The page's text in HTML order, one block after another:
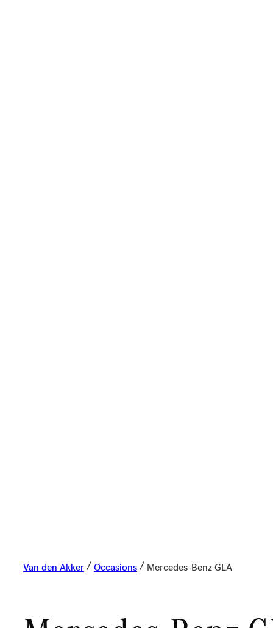
Van den Akker Occasions Mercedes-Benz GLA